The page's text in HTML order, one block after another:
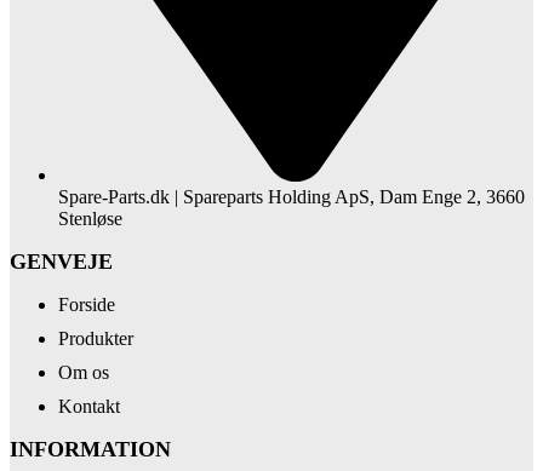
Spare-Parts.dk | Spareparts Holding ApS, Dam Enge 2, 3660
Stenløse
GENVEJE
Forside
Produkter
Om os
Kontakt
INFORMATION